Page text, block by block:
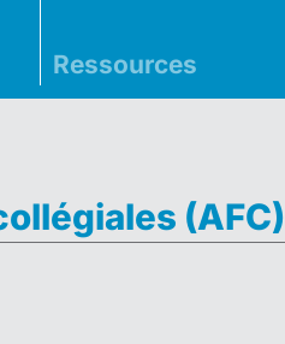
Ressources
(AFC)